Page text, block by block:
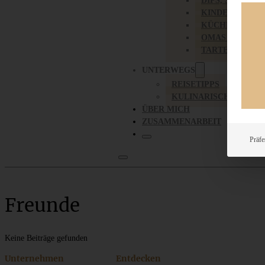
UNTERWEGS
REISETIPPS
KULINARISCH
ÜBER MICH
ZUSAMMENARBEIT
Freunde
Keine Beiträge gefunden
Unternehmen Entdecken